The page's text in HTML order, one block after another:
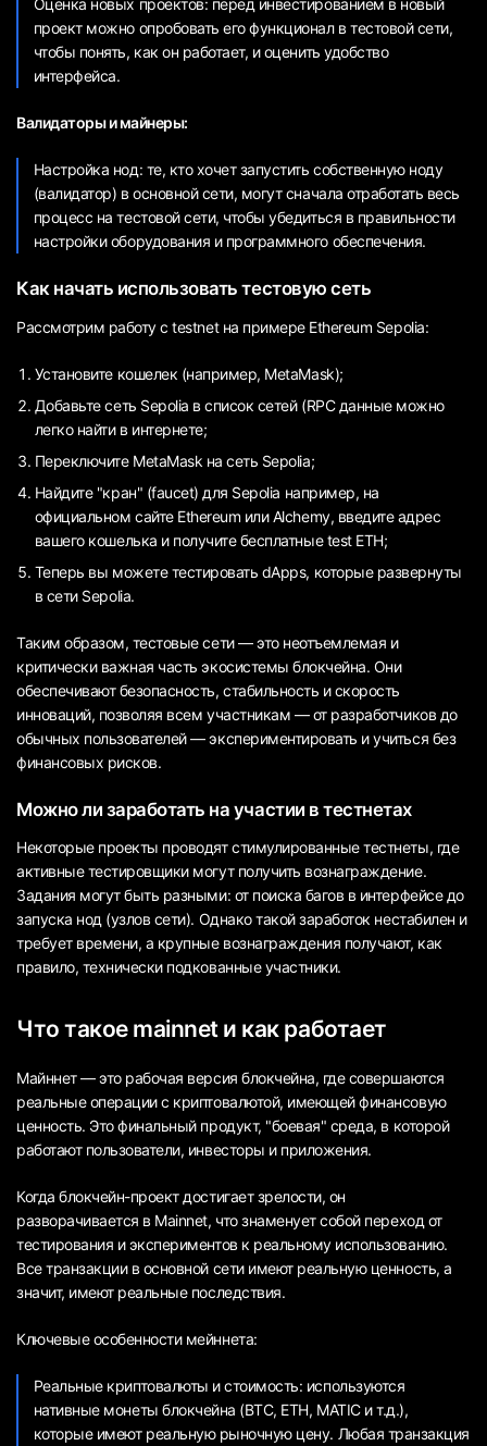
Оценка новых проектов: перед инвестированием в новый
проект можно опробовать его функционал в тестовой сети,
чтобы понять, как он работает, и оценить удобство
интерфейса.
Валидаторы и майнеры:
Настройка нод: те, кто хочет запустить собственную ноду
(валидатор) в основной сети, могут сначала отработать весь
процесс на тестовой сети, чтобы убедиться в правильности
настройки оборудования и программного обеспечения.
Как начать использовать тестовую сеть
Рассмотрим работу с testnet на примере Ethereum Sepolia:
Установите кошелек (например, MetaMask);
Добавьте сеть Sepolia в список сетей (RPC данные можно
легко найти в интернете;
Переключите MetaMask на сеть Sepolia;
Найдите "кран" (faucet) для Sepolia например, на
официальном сайте Ethereum или Alchemy, введите адрес
вашего кошелька и получите бесплатные test ETH;
Теперь вы можете тестировать dApps, которые развернуты
в сети Sepolia.
Таким образом, тестовые сети — это неотъемлемая и
критически важная часть экосистемы блокчейна. Они
обеспечивают безопасность, стабильность и скорость
инноваций, позволяя всем участникам — от разработчиков до
обычных пользователей — экспериментировать и учиться без
финансовых рисков.
Можно ли заработать на участии в тестнетах
Некоторые проекты проводят стимулированные тестнеты, где
активные тестировщики могут получить вознаграждение.
Задания могут быть разными: от поиска багов в интерфейсе до
запуска нод (узлов сети). Однако такой заработок нестабилен и
требует времени, а крупные вознаграждения получают, как
правило, технически подкованные участники.
Что такое mainnet и как работает
Майннет — это рабочая версия блокчейна, где совершаются
реальные операции с криптовалютой, имеющей финансовую
ценность. Это финальный продукт, "боевая" среда, в которой
работают пользователи, инвесторы и приложения.
Когда блокчейн-проект достигает зрелости, он
разворачивается в Mainnet, что знаменует собой переход от
тестирования и экспериментов к реальному использованию.
Все транзакции в основной сети имеют реальную ценность, а
значит, имеют реальные последствия.
Ключевые особенности мейннета:
Реальные криптовалюты и стоимость: используются
нативные монеты блокчейна (BTC, ETH, MATIC и т.д.),
которые имеют реальную рыночную цену. Любая транзакция